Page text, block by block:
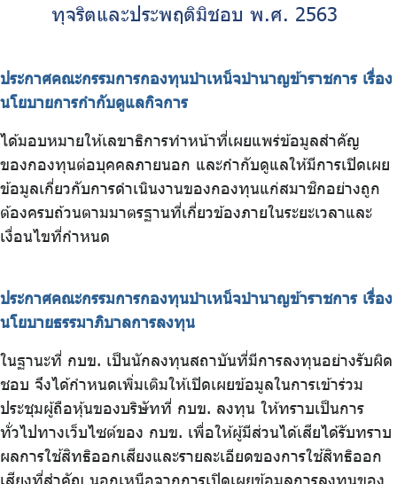
ทุจริตและประพฤติมิชอบ พ.ศ. 2563
ประกาศคณะกรรมการกองทุนบำเหน็จบำนาญข้าราชการ เรื่อง
นโยบายการกำกับดูแลกิจการ
ได้มอบหมายให้เลขาธิการทำหน้าที่เผยแพร่ข้อมูลสำคัญ
ของกองทุนต่อบุคคลภายนอก และกำกับดูแลให้มีการเปิดเผย
ข้อมูลเกี่ยวกับการดำเนินงานของกองทุนแก่สมาชิกอย่างถูก
ต้องครบถ้วนตามมาตรฐานที่เกี่ยวข้องภายในระยะเวลาและ
เงื่อนไขที่กำหนด
ประกาศคณะกรรมการกองทุนบำเหน็จบำนาญข้าราชการ เรื่อง
นโยบายธรรมาภิบาลการลงทุน
ในฐานะที่ กบข. เป็นนักลงทุนสถาบันที่มีการลงทุนอย่างรับผิด
ชอบ จึงได้กำหนดเพิ่มเติมให้เปิดเผยข้อมูลในการเข้าร่วม
ประชุมผู้ถือหุ้นของบริษัทที่ กบข. ลงทุน ให้ทราบเป็นการ
ทั่วไปทางเว็บไซต์ของ กบข. เพื่อให้ผู้มีส่วนได้เสียได้รับทราบ
ผลการใช้สิทธิออกเสียงและรายละเอียดของการใช้สิทธิออก
เสียงที่สำคัญ นอกเหนือจากการเปิดเผยข้อมูลการลงทุนของ